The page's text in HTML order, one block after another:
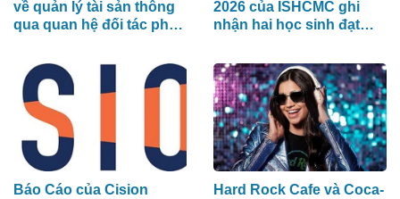
về quản lý tài sản thông
qua quan hệ đối tác phân
Allianz Global Investors
2026 của ISHCMC ghi
nhận hai học sinh đạt
trung bình toàn khóa đạt
34,5
Báo Cáo của Cision
Hard Rock Cafe và Coca-